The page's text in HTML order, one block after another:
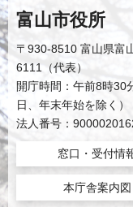
富山市役所
〒930-8510 富山県
6111（代表）
開庁時間：午前8時30
日、年末年始を除く）
法人番号：
窓口・受付情
本庁舎案内図